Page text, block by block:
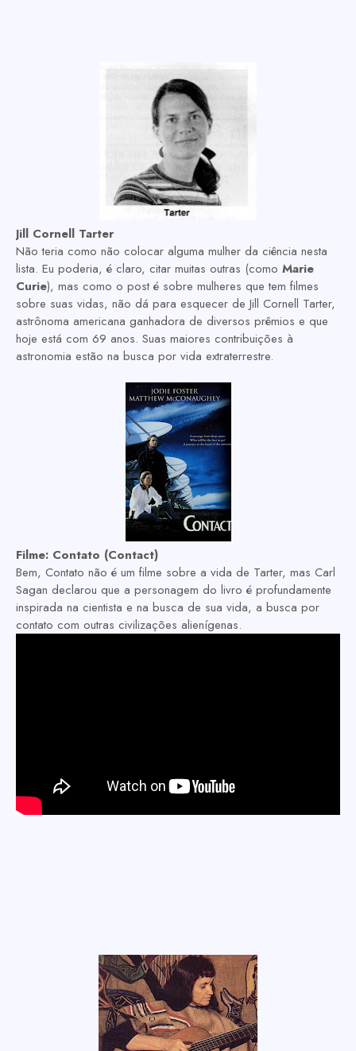
Jill Cornell Tarter
Não teria como não colocar alguma mulher da ciência nesta
lista. Eu poderia, é claro, citar muitas outras (como Marie
Curie), mas como o post é sobre mulheres que tem filmes
sobre suas vidas, não dá para esquecer de Jill Cornell Tarter,
astrônoma americana ganhadora de diversos prêmios e que
hoje está com 69 anos. Suas maiores contribuições à
astronomia estão na busca por vida extraterrestre.
Filme: Contato (Contact)
Bem, Contato não é um filme sobre a vida de Tarter, mas Carl
Sagan declarou que a personagem do livro é profundamente
inspirada na cientista e na busca de sua vida, a busca por
contato com outras civilizações alienígenas.